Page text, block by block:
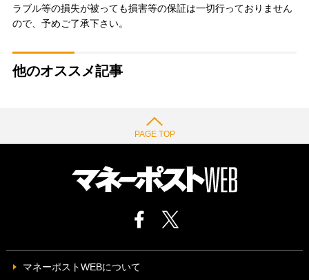
ラブル等の損失が被っても損害等の保証は一切行っておりません
ので、予めご了承下さい。
他のオススメ記事
PAGE TOP
マネーポストWEBについて